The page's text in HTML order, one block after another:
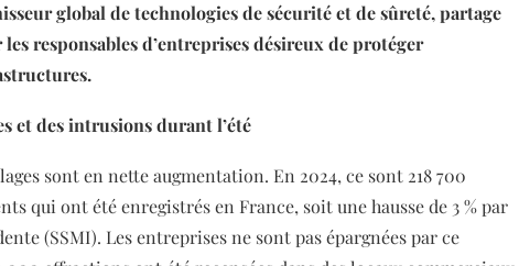
global de technologies de sécurité et de sûreté, partage
les responsables d’entreprises désireux de protéger
et des intrusions durant l’été
sont en nette augmentation. En 2024, ce sont 218 700
qui ont été enregistrés en France, soit une hausse de 3 % par
(SSMI). Les entreprises ne sont pas épargnées par ce